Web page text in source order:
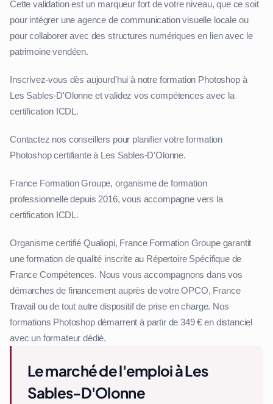
Cette validation est un marqueur fort de votre niveau, que ce soit
pour intégrer une agence de communication visuelle locale ou
pour collaborer avec des structures numériques en lien avec le
patrimoine vendéen.
Inscrivez-vous dès aujourd'hui à notre formation Photoshop à
Les Sables-D'Olonne et validez vos compétences avec la
certification ICDL.
Contactez nos conseillers pour planifier votre formation
Photoshop certifiante à Les Sables-D'Olonne.
France Formation Groupe, organisme de formation
professionnelle depuis 2016, vous accompagne vers la
certification ICDL.
Organisme certifié Qualiopi, France Formation Groupe garantit
une formation de qualité inscrite au Répertoire Spécifique de
France Compétences. Nous vous accompagnons dans vos
démarches de financement auprès de votre OPCO, France
Travail ou de tout autre dispositif de prise en charge. Nos
formations Photoshop démarrent à partir de 349 € en distanciel
avec un formateur dédié.
Le marché de l'emploi à Les
Sables-D'Olonne